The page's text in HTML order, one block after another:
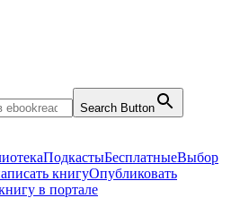
Search Button
ПодкастыБесплатныеВыбор
книгуОпубликовать
в портале